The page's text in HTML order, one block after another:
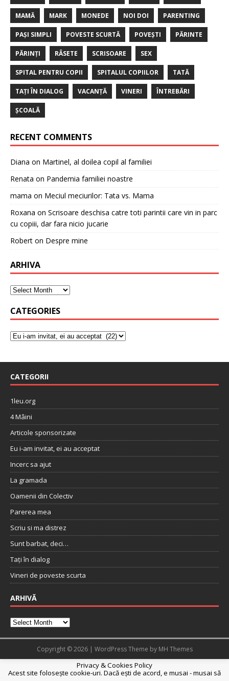
MAMĂ MARK MONEDE NOI DOI PARENTING
PAȘI SIMPLI POVESTE SCURTĂ POVEȘTI PĂRINTE
PĂRINȚI RÂSETE SCRISOARE SEX
SPITAL PENTRU COPII SPITALUL COPIILOR TATĂ
TAȚI ÎN DIALOG VACANȚĂ VINERI ÎNTREBĂRI
ȘCOALĂ
RECENT COMMENTS
Diana on Martinel, al doilea copil al familiei
Renata on Pandemia familiei noastre
mama on Meciul meciurilor: Tata vs. Mama
Roxana on Scrisoare deschisa catre toti parintii care vin in parc
cu copiii, dar fara nicio jucarie
Robert on Despre mine
ARHIVA
CATEGORIES
CATEGORII
1leu.org
4 Mâini
Articole sponsorizate
Eu i-am invitat, ei au acceptat
Incerc sa ajut
La gramada
Oamenii din Colectiv
Parerea mea
Scriu si ma distrez
Sunt barbat, deci…
Tați în dialog
Vineri de poveste scurta
ARHIVĂ
Copyright © 2026 | WordPress Theme by MH Themes
Acest site folosește cookie-uri. Dacă ești de acord, e musai - musai să
Privacy & Cookies Policy